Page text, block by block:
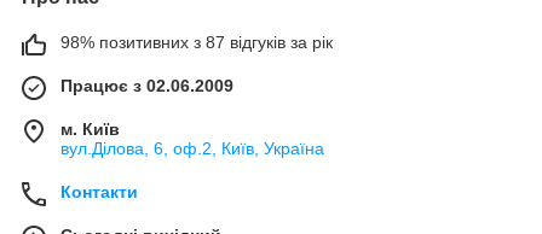
98% позитивних з 87 відгуків за рік
Працює з 02.06.2009
м. Київ
вул.Ділова, 6, оф.2, Київ, Україна
Контакти